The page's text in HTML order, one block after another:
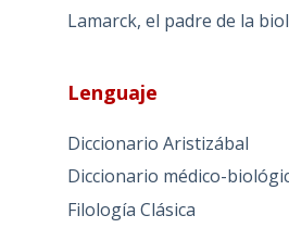
Lamarck, el padre de la
Lenguaje
Diccionario Aristizábal
Diccionario médico-
Filología Clásica